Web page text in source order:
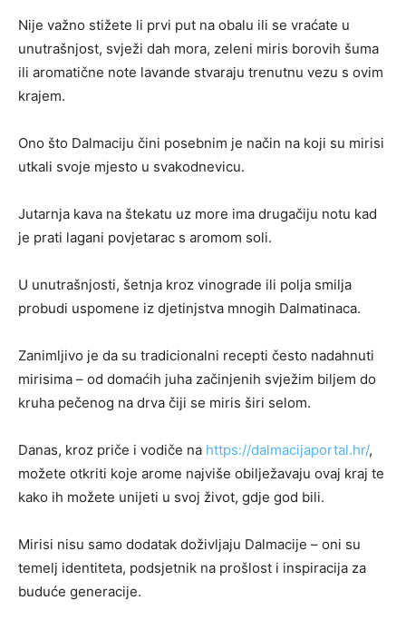
Nije važno stižete li prvi put na obalu ili se vraćate u
unutrašnjost, svježi dah mora, zeleni miris borovih šuma
ili aromatične note lavande stvaraju trenutnu vezu s ovim
krajem.
Ono što Dalmaciju čini posebnim je način na koji su mirisi
utkali svoje mjesto u svakodnevicu.
Jutarnja kava na štekatu uz more ima drugačiju notu kad
je prati lagani povjetarac s aromom soli.
U unutrašnjosti, šetnja kroz vinograde ili polja smilja
probudi uspomene iz djetinjstva mnogih Dalmatinaca.
Zanimljivo je da su tradicionalni recepti često nadahnuti
mirisima – od domaćih juha začinjenih svježim biljem do
kruha pečenog na drva čiji se miris širi selom.
Danas, kroz priče i vodiče na https://dalmacijaportal.hr/,
možete otkriti koje arome najviše obilježavaju ovaj kraj te
kako ih možete unijeti u svoj život, gdje god bili.
Mirisi nisu samo dodatak doživljaju Dalmacije – oni su
temelj identiteta, podsjetnik na prošlost i inspiracija za
buduće generacije.